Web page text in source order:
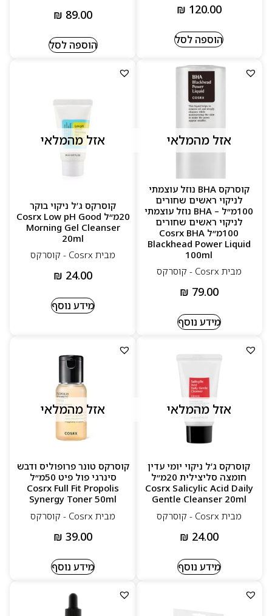
₪ 120.00
הוספה לסל
₪ 89.00
הוספה לסל
אזל מהמלאי
קוסרקס BHA נוזל עוצמתי
לניקוי ראשים שחורים
100מ״ל – BHA נוזל עוצמתי
לניקוי ראשים שחורים
100מ״ל Cosrx BHA
Blackhead Power Liquid
100ml
מבית Cosrx - קוסרקס
₪ 79.00
מידע נוסף
אזל מהמלאי
קוסרקס ג’ל ניקוי בוקר
20מ״ל Cosrx Low pH Good
Morning Gel Cleanser
20ml
מבית Cosrx - קוסרקס
₪ 24.00
מידע נוסף
אזל מהמלאי
קוסרקס ג’ל ניקוי יומי עדין
חומצה סליצילית 20מ״ל
Cosrx Salicylic Acid Daily
Gentle Cleanser 20ml
מבית Cosrx - קוסרקס
₪ 24.00
מידע נוסף
אזל מהמלאי
קוסרקס טונר פרופוליס ודבש
סינרגי פול פיט 50מ״ל
Cosrx Full Fit Propolis
Synergy Toner 50ml
מבית Cosrx - קוסרקס
₪ 39.00
מידע נוסף